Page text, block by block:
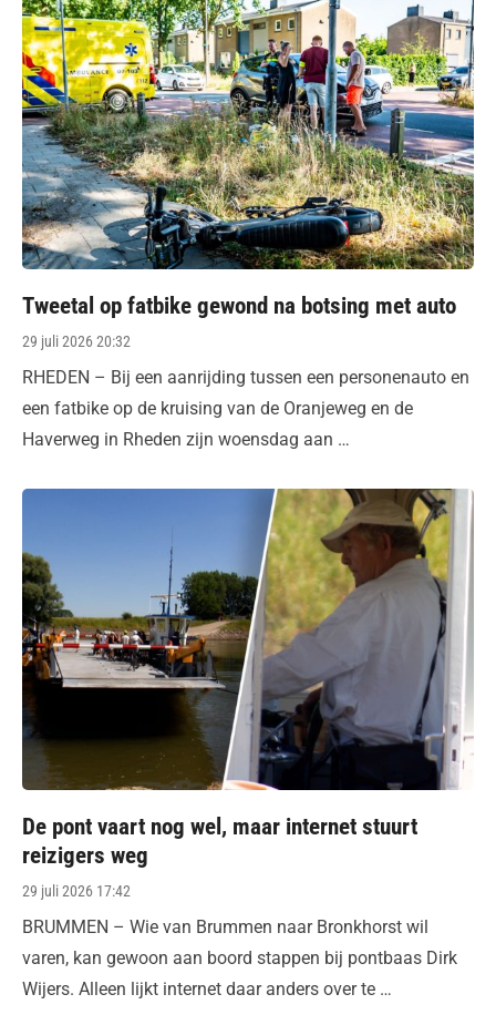
Tweetal op fatbike gewond na botsing met auto
Posted
29 juli 2026 20:32
RHEDEN – Bij een aanrijding tussen een personenauto en
een fatbike op de kruising van de Oranjeweg en de
Haverweg in Rheden zijn woensdag aan …
De pont vaart nog wel, maar internet stuurt
reizigers weg
Posted
29 juli 2026 17:42
BRUMMEN – Wie van Brummen naar Bronkhorst wil
varen, kan gewoon aan boord stappen bij pontbaas Dirk
Wijers. Alleen lijkt internet daar anders over te …